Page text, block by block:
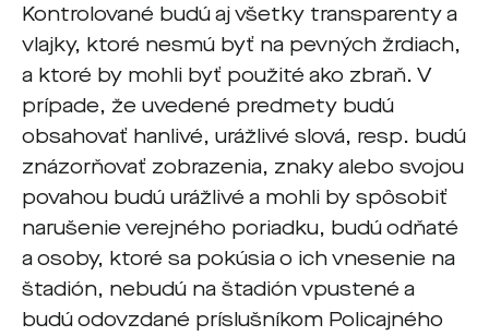
Kontrolované budú aj všetky transparenty a
vlajky, ktoré nesmú byť na pevných žrdiach,
a ktoré by mohli byť použité ako zbraň. V
prípade, že uvedené predmety budú
obsahovať hanlivé, urážlivé slová, resp. budú
znázorňovať zobrazenia, znaky alebo svojou
povahou budú urážlivé a mohli by spôsobiť
narušenie verejného poriadku, budú odňaté
a osoby, ktoré sa pokúsia o ich vnesenie na
štadión, nebudú na štadión vpustené a
budú odovzdané príslušníkom Policajného